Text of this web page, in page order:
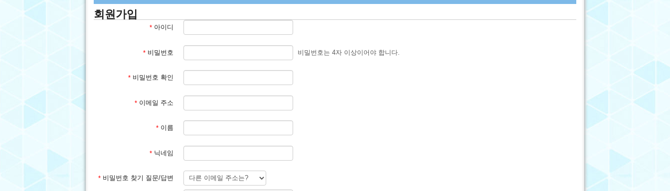
회원가입
* 아이디
* 비밀번호 비밀번호는 4자 이상이어야 합니다.
* 비밀번호 확인
* 이메일 주소
* 이름
* 닉네임
* 비밀번호 찾기 질문/답변